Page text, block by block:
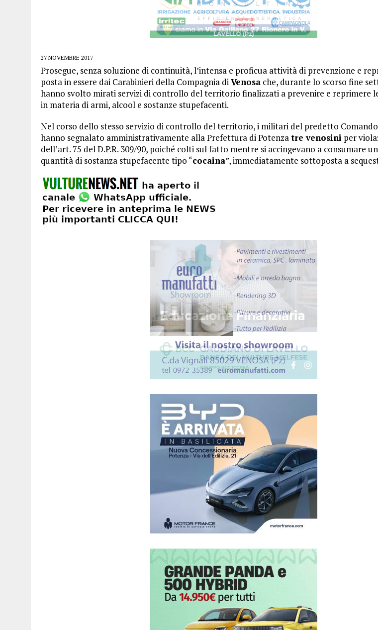
27 NOVEMBRE 2017
Prosegue, senza soluzione di continuità, l’intensa e proficua attività di prevenzione e
posta in essere dai Carabinieri della Compagnia diVenosa che, durante lo scorso fine
hanno svolto mirati servizi di controllo del territorio finalizzati a prevenire e reprimere
in materia di armi, alcool e sostanze stupefacenti.
Nel corso dello stesso servizio di controllo del territorio, i militari del predetto
hanno segnalato amministrativamente alla Prefettura di Potenzatre venosini per
dell’art. 75 del D.P.R. 309/90, poiché colti sul fatto mentre si accingevano a consumare
quantità di sostanza stupefacente tipo “cocaina”, immediatamente sottoposta a